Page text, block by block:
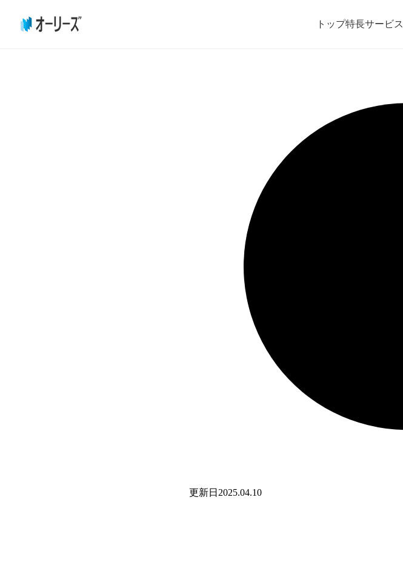
トップ特長サービス
更新日 2025.04.10